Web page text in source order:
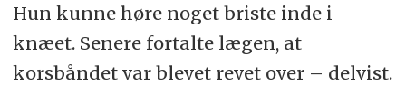
Hun kunne høre noget briste inde i
knæet. Senere fortalte lægen, at
korsbåndet var blevet revet over – delvist.